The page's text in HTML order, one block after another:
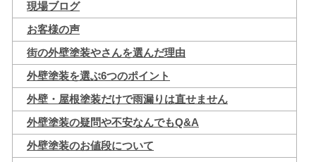
現場ブログ
お客様の声
街の外壁塗装やさんを選んだ理由
外壁塗装を選ぶ6つのポイント
外壁・屋根塗装だけで雨漏りは直せません
外壁塗装の疑問や不安なんでもQ&A
外壁塗装のお値段について